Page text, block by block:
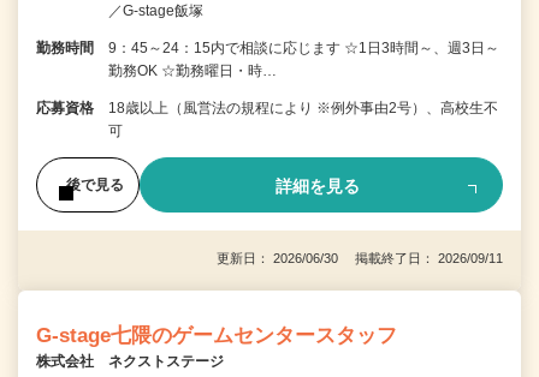
／G-stage飯塚
勤務時間
9：45～24：15内で相談に応じます ☆1日3時間～、週3日～
勤務OK ☆勤務曜日・時…
応募資格
18歳以上（風営法の規程により ※例外事由2号）、高校生不
可
後で見る 詳細を見る
更新日： 2026/06/30 掲載終了日： 2026/09/11
G-stage七隈のゲームセンタースタッフ
株式会社 ネクストステージ